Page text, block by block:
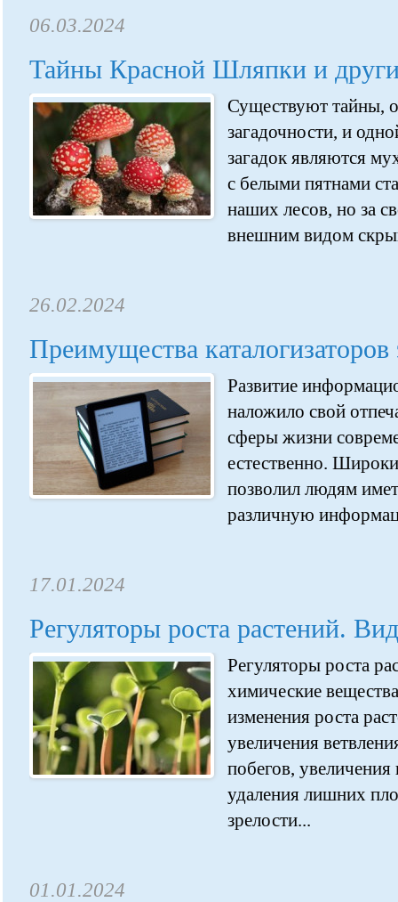
06.03.2024
Тайны Красной Шляпки и
Существуют тайны,
загадочности, и
загадок являются
с белыми пятнами
наших лесов, но за
внешним видом
26.02.2024
Преимущества
Развитие
наложило свой
сферы жизни
естественно.
позволил людям
различную
17.01.2024
Регуляторы роста растений.
Регуляторы роста
химические
изменения роста
увеличения
побегов, увеличения
удаления лишних
зрелости...
01.01.2024